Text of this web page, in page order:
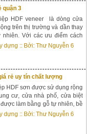
quận 3
HDF veneer là dòng cửa
trên thị trường và dần thay
Với các ưu điểm cách
mối mọt, không cong vênh co
đa...
dựng :: Bởi:Thư Nguyễn 6
rẻ uy tín chất lượng
HDF sơn được sử dụng rộng
cư, cửa nhà phố, cửa biệt
làm bằng gỗ tự nhiên, bề
nhập khẩu được sơn màu
+Đã qua xử lý mối mọt,
dựng :: Bởi:Thư Nguyễn 6